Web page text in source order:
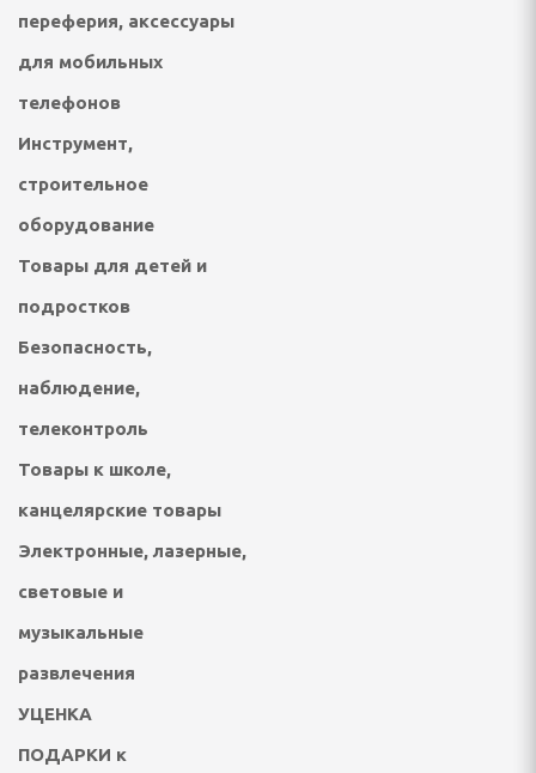
турки
плиты,
самовары
ланч - боксы
ростеры,
и
переферия, аксессуары
для мобильных
телефонов
Инструмент,
строительное
оборудование
Товары для детей и
подростков
Безопасность,
наблюдение,
телеконтроль
Товары к школе,
канцелярские товары
Электронные, лазерные,
световые и
музыкальные
развлечения
УЦЕНКА
ПОДАРКИ к